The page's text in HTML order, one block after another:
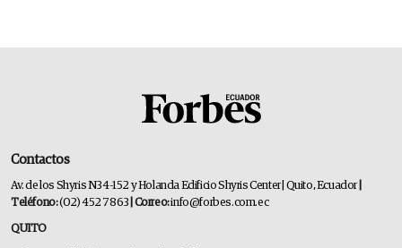
Contactos
Av. de los Shyris N34-152 y Holanda Edificio Shyris Center | Quito, Ecuador
Teléfono:(02) 452 7863 | Correo:info@forbes.com.ec
QUITO